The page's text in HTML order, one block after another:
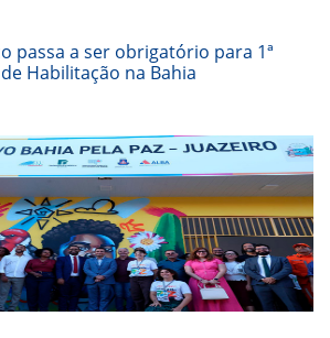
passa a ser obrigatório para 1ª
Habilitação na Bahia